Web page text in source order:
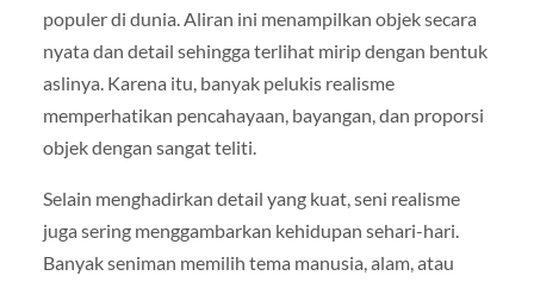
populer di dunia. Aliran ini menampilkan objek secara
nyata dan detail sehingga terlihat mirip dengan bentuk
aslinya. Karena itu, banyak pelukis realisme
memperhatikan pencahayaan, bayangan, dan proporsi
objek dengan sangat teliti.
Selain menghadirkan detail yang kuat, seni realisme
juga sering menggambarkan kehidupan sehari-hari.
Banyak seniman memilih tema manusia, alam, atau